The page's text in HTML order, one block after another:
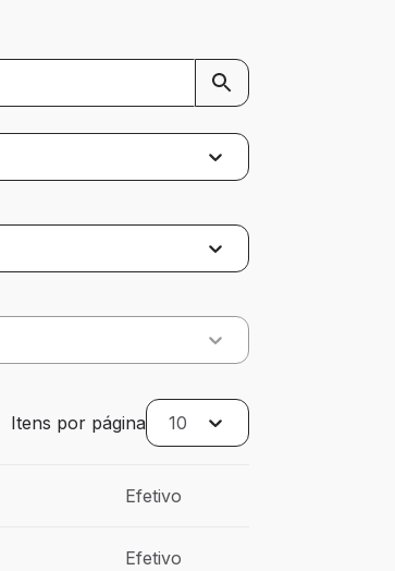
Itens por página 10
Efetivo
Efetivo